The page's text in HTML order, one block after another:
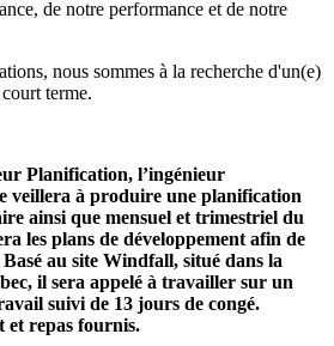
de notre performance et de notre
nous sommes à la recherche d'un(e)
terme.
Planification, l’ingénieur
veillera à produire une planification
ainsi que mensuel et trimestriel du
les plans de développement afin de
au site Windfall, situé dans la
il sera appelé à travailler sur un
suivi de 13 jours de congé.
et repas fournis.